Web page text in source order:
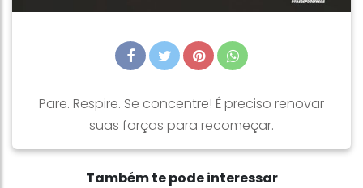
Pare. Respire. Se concentre! É preciso renovar
suas forças para recomeçar.
Também te pode interessar